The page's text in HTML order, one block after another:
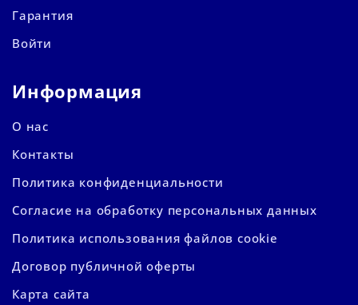
Гарантия
Войти
Информация
О нас
Контакты
Политика конфиденциальности
Согласие на обработку персональных данных
Политика использования файлов cookie
Договор публичной оферты
Карта сайта